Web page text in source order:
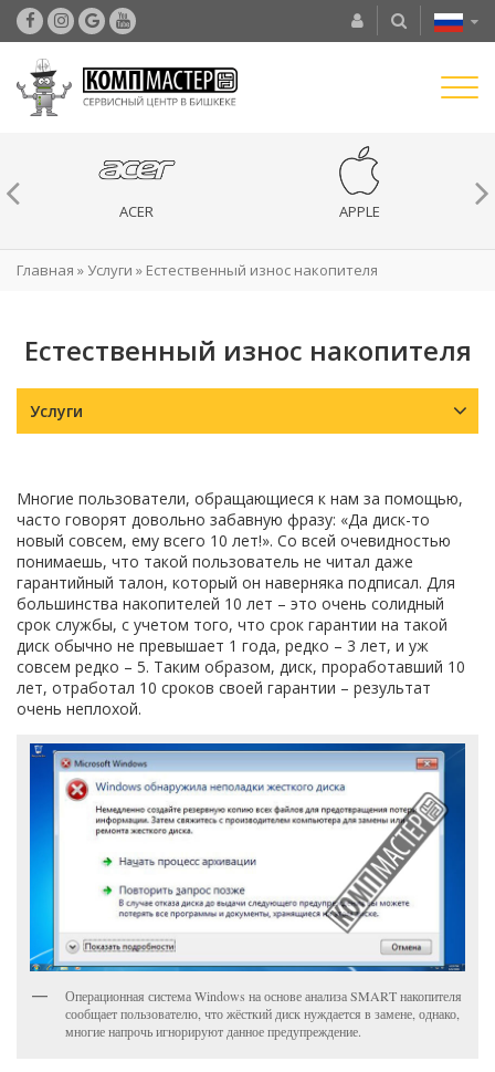
ACER APPLE
Главная »Услуги » Естественный износ накопителя
Естественный износ накопителя
Услуги
Многие пользователи, обращающиеся к нам за помощью,
часто говорят довольно забавную фразу: «Да диск-то
новый совсем, ему всего 10 лет!». Со всей очевидностью
понимаешь, что такой пользователь не читал даже
гарантийный талон, который он наверняка подписал. Для
большинства накопителей 10 лет – это очень солидный
срок службы, с учетом того, что срок гарантии на такой
диск обычно не превышает 1 года, редко – 3 лет, и уж
совсем редко – 5. Таким образом, диск, проработавший 10
лет, отработал 10 сроков своей гарантии – результат
очень неплохой.
Операционная система Windows на основе анализа SMART накопителя
сообщает пользователю, что жёсткий диск нуждается в замене, однако,
многие напрочь игнорируют данное предупреждение.